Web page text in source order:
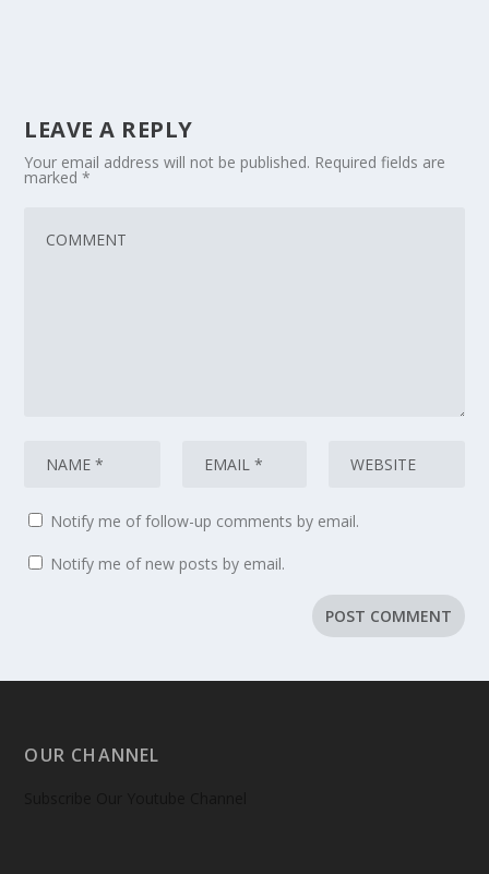
LEAVE A REPLY
Your email address will not be published. Required fields are
marked*
Notify me of follow-up comments by email.
Notify me of new posts by email.
OUR CHANNEL